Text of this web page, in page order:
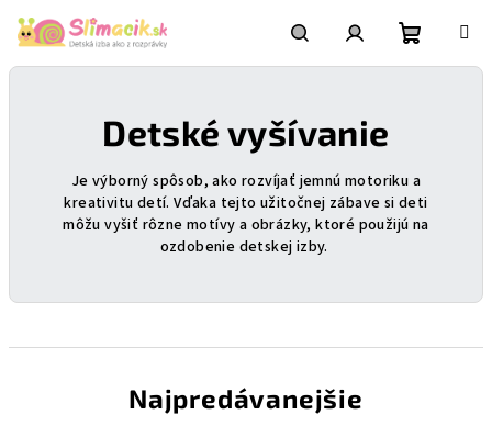
obsah
HľadaťPrihlásenie
Detské vyšívanie
Je výborný spôsob, ako rozvíjať jemnú motoriku a
kreativitu detí. Vďaka tejto užitočnej zábave si deti
môžuvyšiť rôzne motívy a obrázky, ktoré použijú na
ozdobenie detskej izby.
Najpredávanejšie